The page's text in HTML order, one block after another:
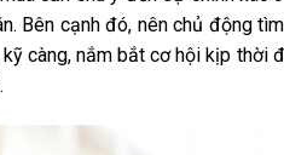
Bên cạnh đó, nên chủ động
càng, nắm bắt cơ hội kịp thời